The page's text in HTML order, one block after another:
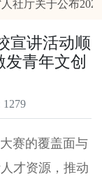
社厅关于公布
动保障违法行为的
宣讲活动顺
青年文创
赛的覆盖面与
才资源，推动